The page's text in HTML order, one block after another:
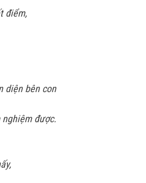
điểm,
diện bên con
được.